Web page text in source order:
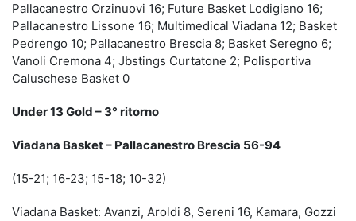
Pallacanestro Orzinuovi 16; Future Basket Lodigiano 16;
Pallacanestro Lissone 16; Multimedical Viadana 12; Basket
Pedrengo 10; Pallacanestro Brescia 8; Basket Seregno 6;
Vanoli Cremona 4; Jbstings Curtatone 2; Polisportiva
Caluschese Basket 0
Under 13 Gold – 3° ritorno
Viadana Basket – Pallacanestro Brescia 56-94
(15-21; 16-23; 15-18; 10-32)
Viadana Basket: Avanzi, Aroldi 8, Sereni 16, Kamara, Gozzi